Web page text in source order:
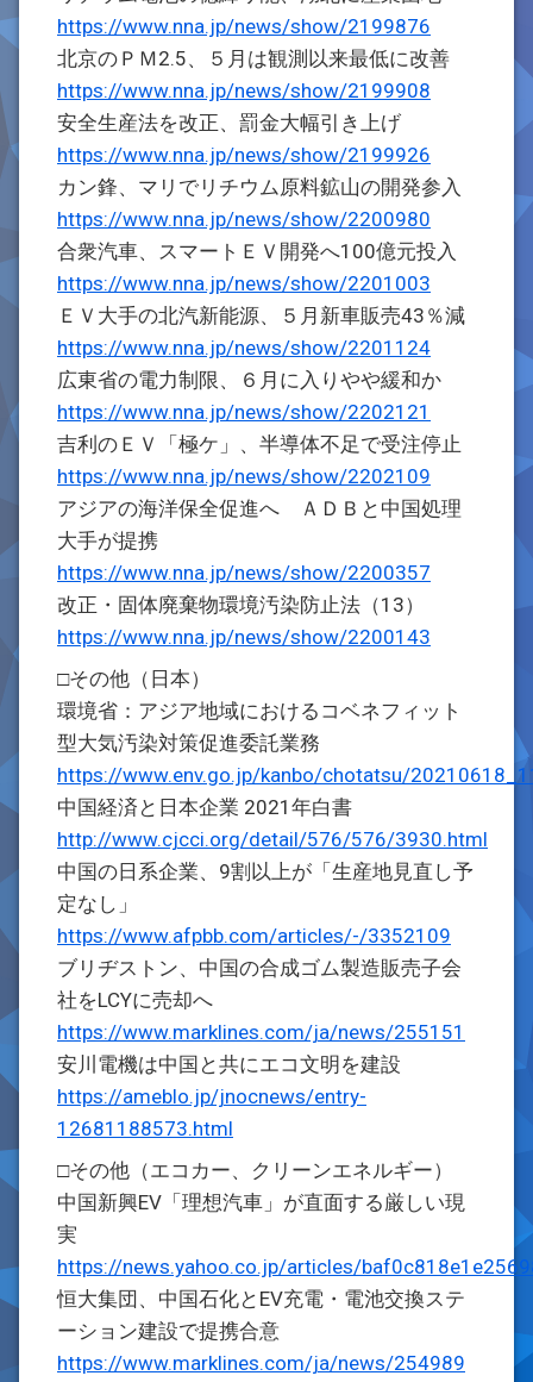
https://www.nna.jp/news/show/2199876
北京のＰＭ2.5、５月は観測以来最低に改善
https://www.nna.jp/news/show/2199908
安全生産法を改正、罰金大幅引き上げ
https://www.nna.jp/news/show/2199926
カン鋒、マリでリチウム原料鉱山の開発参入
https://www.nna.jp/news/show/2200980
合衆汽車、スマートＥＶ開発へ100億元投入
https://www.nna.jp/news/show/2201003
ＥＶ大手の北汽新能源、５月新車販売43％減
https://www.nna.jp/news/show/2201124
広東省の電力制限、６月に入りやや緩和か
https://www.nna.jp/news/show/2202121
吉利のＥＶ「極ケ」、半導体不足で受注停止
https://www.nna.jp/news/show/2202109
アジアの海洋保全促進へ ＡＤＢと中国処理
大手が提携
https://www.nna.jp/news/show/2200357
改正・固体廃棄物環境汚染防止法（13）
https://www.nna.jp/news/show/2200143
□その他（日本）
環境省：アジア地域におけるコベネフィット
型大気汚染対策促進委託業務
https://www.env.go.jp/kanbo/chotatsu/
中国経済と日本企業 2021年白書
http://www.cjcci.org/detail/576/576/3930.html
中国の日系企業、9割以上が「生産地見直し予
定なし」
https://www.afpbb.com/articles/-/3352109
ブリヂストン、中国の合成ゴム製造販売子会
社をLCYに売却へ
https://www.marklines.com/ja/news/255151
安川電機は中国と共にエコ文明を建設
https://ameblo.jp/jnocnews/entry-
12681188573.html
□その他（エコカー、クリーンエネルギー）
中国新興EV「理想汽車」が直面する厳しい現
実
https://news.yahoo.co.jp/articles/
恒大集団、中国石化とEV充電・電池交換ステ
ーション建設で提携合意
https://www.marklines.com/ja/news/254989